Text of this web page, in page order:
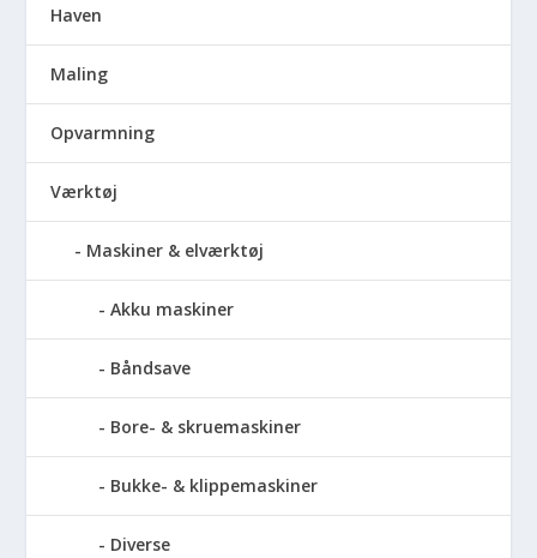
Haven
Maling
Opvarmning
Værktøj
Maskiner & elværktøj
Akku maskiner
Båndsave
Bore- & skruemaskiner
Bukke- & klippemaskiner
Diverse